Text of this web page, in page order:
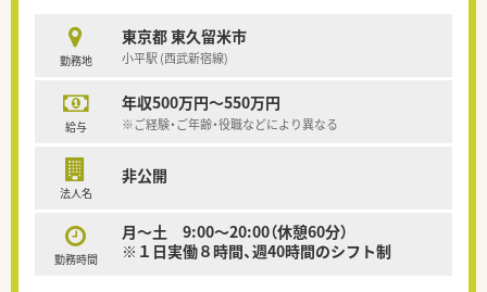
勤務地
東京都 東久留米市
小平駅 (西武新宿線)
給与
年収500万円～550万円
※ご経験・ご年齢・役職などにより異なる
法人名
非公開
勤務時間
月～土 9:00～20:00（休憩60分）
※１日実働８時間、週40時間のシフト制